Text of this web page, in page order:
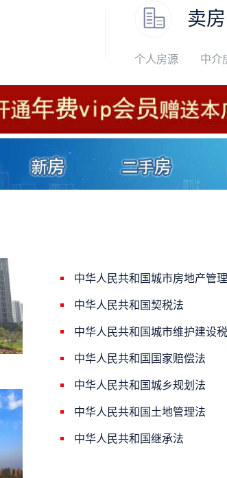
卖房
个人房源 中介
中华人民共和国城市房地产管
中华人民共和国契税法
中华人民共和国城市维护建设
中华人民共和国国家赔偿法
中华人民共和国城乡规划法
中华人民共和国土地管理法
中华人民共和国继承法